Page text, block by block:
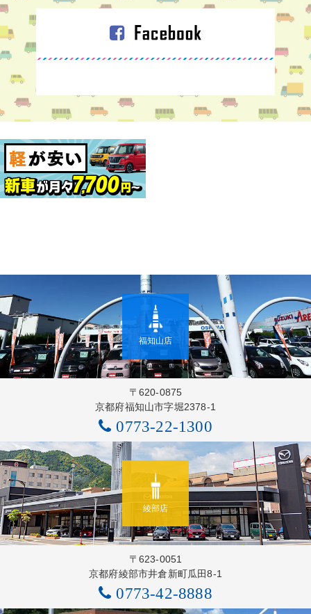
福知山店
〒620-0875
京都府福知山市字堀2378-1
0773-22-1300
綾部店
〒623-0051
京都府綾部市井倉新町瓜田8-1
0773-42-8888